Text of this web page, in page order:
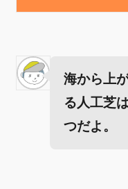
海から上
る人工芝
つだよ。